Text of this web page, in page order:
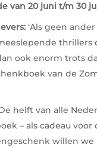
van 20 juni t/m 30
‘Als geen
thrillers
ook enorm trots
van de
helft van alle
– als cadeau
willen